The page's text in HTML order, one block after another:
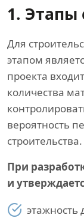
1. Этапы
Для
этапом
проекта
количества
вероятность
строительства.
При
и